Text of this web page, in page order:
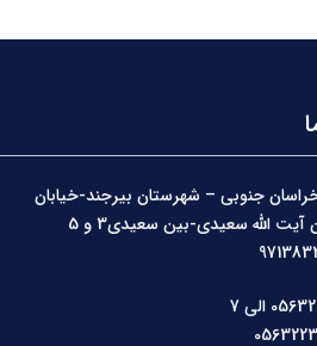
جنوبی – شهرستان بیرجند-خیابان